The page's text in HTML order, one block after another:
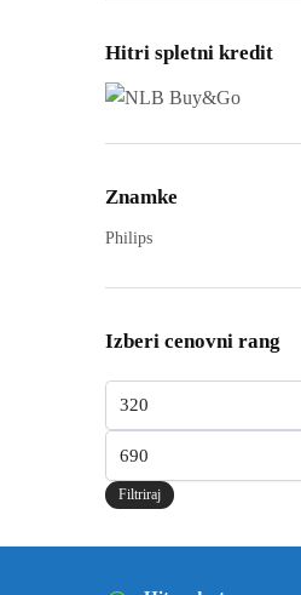
Hitri spletni kredit
Znamke
Philips
Izberi cenovni rang
Filtriraj